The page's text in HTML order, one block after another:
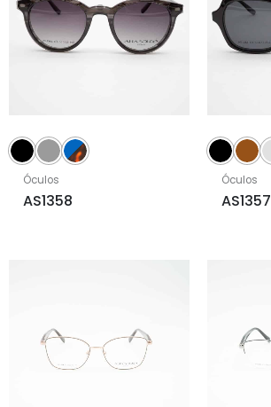
Óculos
AS1358
Óculos
AS1357